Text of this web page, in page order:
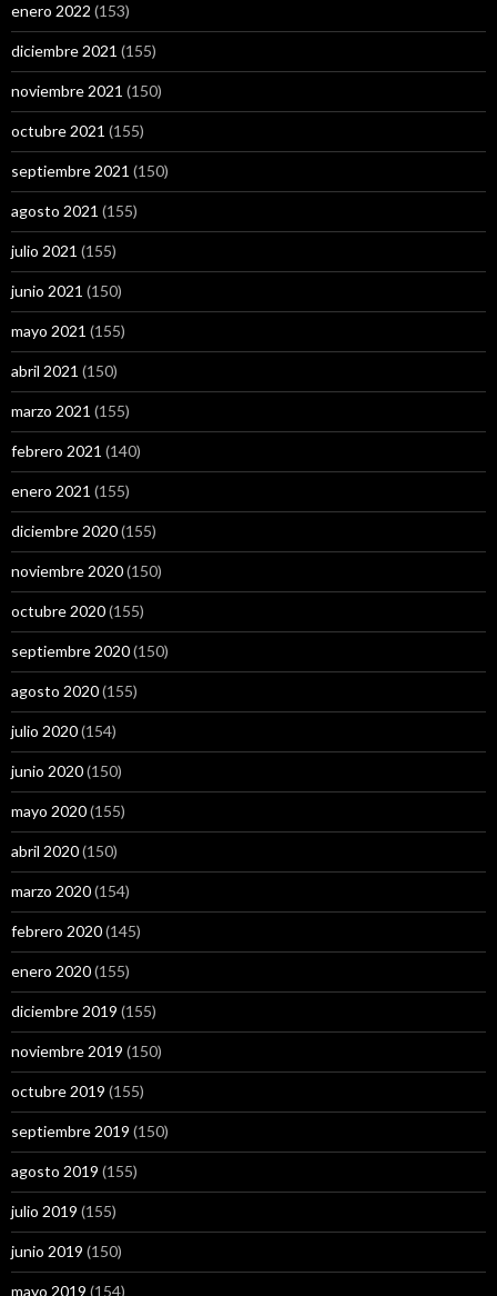
enero 2022 (153)
diciembre 2021 (155)
noviembre 2021 (150)
octubre 2021 (155)
septiembre 2021 (150)
agosto 2021 (155)
julio 2021 (155)
junio 2021 (150)
mayo 2021 (155)
abril 2021 (150)
marzo 2021 (155)
febrero 2021 (140)
enero 2021 (155)
diciembre 2020(155)
noviembre 2020(150)
octubre 2020(155)
septiembre 2020(150)
agosto 2020(155)
julio 2020(154)
junio 2020(150)
mayo 2020(155)
abril 2020(150)
marzo 2020(154)
febrero 2020(145)
enero 2020(155)
diciembre 2019 (155)
noviembre 2019 (150)
octubre 2019 (155)
septiembre 2019 (150)
agosto 2019 (155)
julio 2019 (155)
junio 2019 (150)
mayo 2019 (154)